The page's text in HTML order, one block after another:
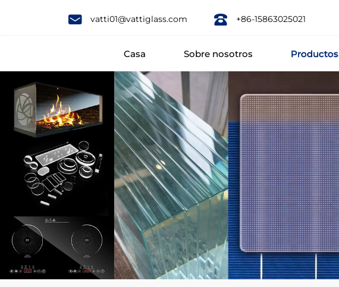
vatti01@vattiglass.com +86-15863025021
Casa Sobre nosotros Productos
containers
which
makes
them
suitable
to
store
coffee,